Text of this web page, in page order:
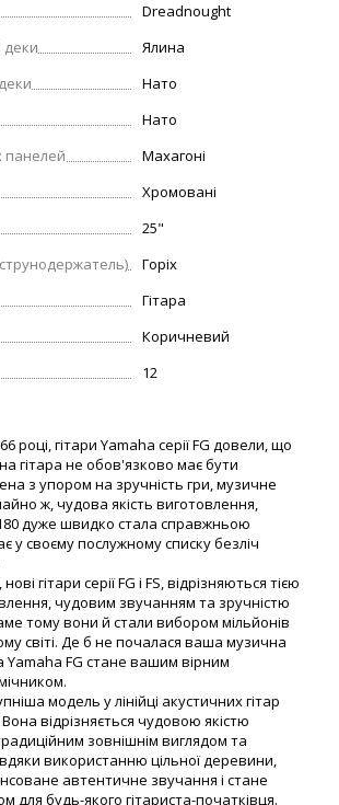
Dreadnought
Ялина
Нато
Нато
панелей
Махагоні
Хромовані
25"
Горіх
Гітара
Коричневий
12
році, гітари Yamaha серії FG довели, що
гітара не обов'язково має бути
з упором на зручність гри, музичне
ж, чудова якість виготовлення,
дуже швидко стала справжньою
у своєму послужному списку безліч
гітари серії FG і FS, відрізняються тією
чудовим звучанням та зручністю
тому вони й стали вибором мільйонів
світі. Де б не почалася ваша музична
Yamaha FG стане вашим вірним
модель у лінійці акустичних гітар
Вона відрізняється чудовою якістю
зовнішнім виглядом та
використанню цільної деревини,
автентичне звучання і стане
для будь-якого гітариста-початківця.